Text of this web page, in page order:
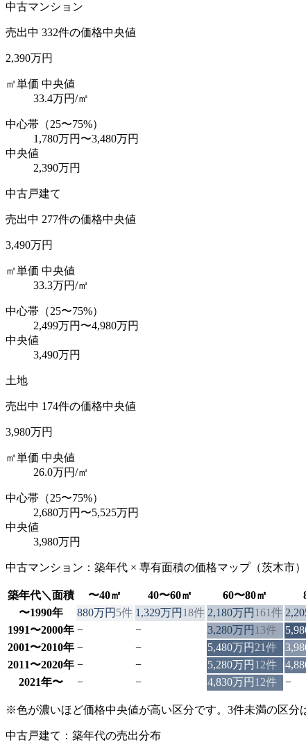
中古マンション
売出中 332件の価格中央値
2,390万円
㎡単価 中央値
33.4万円/㎡
中心帯（25〜75%）
1,780万円 〜3,480万円
中央値
2,390万円
中古戸建て
売出中 277件の価格中央値
3,490万円
㎡単価 中央値
33.3万円/㎡
中心帯（25〜75%）
2,499万円 〜4,980万円
中央値
3,490万円
土地
売出中 174件の価格中央値
3,980万円
㎡単価 中央値
26.0万円/㎡
中心帯（25〜75%）
2,680万円 〜5,525万円
中央値
3,980万円
中古マンション：築年代 × 専有面積の価格マップ（茨木市）
築年代＼面積 〜40㎡ 40〜60㎡ 60〜80㎡
〜1990年
880万円 5件 1,329万円 18件 2,180万円 161件
1991〜2000年 − − 3,280万円 13件
2001〜2010年 − − 5,480万円 21件
2011〜2020年 − − 5,280万円 12件
2021年〜
− − 4,830万円 12件 −
※色が濃いほど価格中央値が高い区分です。3件未満の区分
中古戸建て：築年代の売出分布